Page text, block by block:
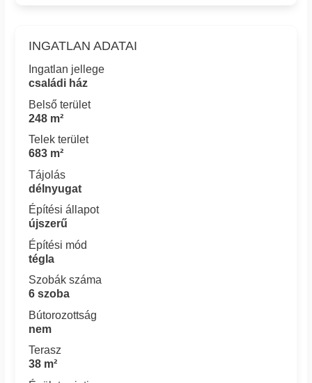
INGATLAN ADATAI
Ingatlan jellege
családi ház
Belső terület
248 m²
Telek terület
683 m²
Tájolás
délnyugat
Építési állapot
újszerű
Építési mód
tégla
Szobák száma
6 szoba
Bútorozottság
nem
Terasz
38 m²